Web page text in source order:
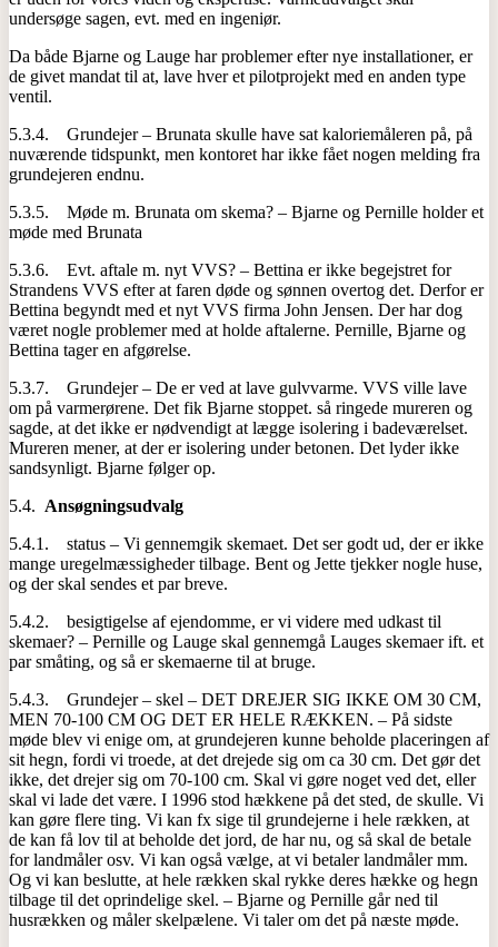
undersøge sagen, evt. med en ingeniør.
Da både Bjarne og Lauge har problemer efter nye installationer, er
de givet mandat til at, lave hver et pilotprojekt med en anden type
ventil.
5.3.4. Grundejer – Brunata skulle have sat kaloriemåleren på, på
nuværende tidspunkt, men kontoret har ikke fået nogen melding fra
grundejeren endnu.
5.3.5. Møde m. Brunata om skema? – Bjarne og Pernille holder et
møde med Brunata
5.3.6. Evt. aftale m. nyt VVS? – Bettina er ikke begejstret for
Strandens VVS efter at faren døde og sønnen overtog det. Derfor er
Bettina begyndt med et nyt VVS firma John Jensen. Der har dog
været nogle problemer med at holde aftalerne. Pernille, Bjarne og
Bettina tager en afgørelse.
5.3.7. Grundejer – De er ved at lave gulvvarme. VVS ville lave
om på varmerørene. Det fik Bjarne stoppet. så ringede mureren og
sagde, at det ikke er nødvendigt at lægge isolering i badeværelset.
Mureren mener, at der er isolering under betonen. Det lyder ikke
sandsynligt. Bjarne følger op.
5.4. Ansøgningsudvalg
5.4.1. status – Vi gennemgik skemaet. Det ser godt ud, der er ikke
mange uregelmæssigheder tilbage. Bent og Jette tjekker nogle huse,
og der skal sendes et par breve.
5.4.2. besigtigelse af ejendomme, er vi videre med udkast til
skemaer? – Pernille og Lauge skal gennemgå Lauges skemaer ift. et
par småting, og så er skemaerne til at bruge.
5.4.3. Grundejer – skel – DET DREJER SIG IKKE OM 30 CM,
MEN 70-100 CM OG DET ER HELE RÆKKEN. – På sidste
møde blev vi enige om, at grundejeren kunne beholde placeringen af
sit hegn, fordi vi troede, at det drejede sig om ca 30 cm. Det gør det
ikke, det drejer sig om 70-100 cm. Skal vi gøre noget ved det, eller
skal vi lade det være. I 1996 stod hækkene på det sted, de skulle. Vi
kan gøre flere ting. Vi kan fx sige til grundejerne i hele rækken, at
de kan få lov til at beholde det jord, de har nu, og så skal de betale
for landmåler osv. Vi kan også vælge, at vi betaler landmåler mm.
Og vi kan beslutte, at hele rækken skal rykke deres hække og hegn
tilbage til det oprindelige skel. – Bjarne og Pernille går ned til
husrækken og måler skelpælene. Vi taler om det på næste møde.